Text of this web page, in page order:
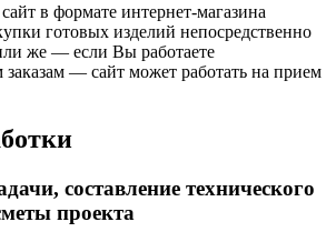
в формате интернет-магазина
готовых изделий непосредственно
же — если Вы работаете
— сайт может работать на прием
составление технического
проекта